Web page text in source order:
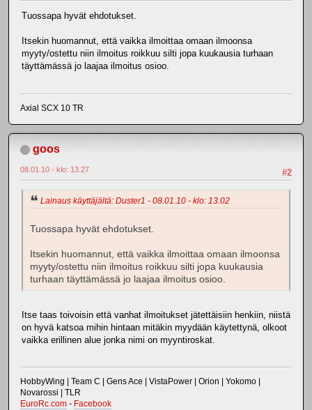
Tuossapa hyvät ehdotukset.
Itsekin huomannut, että vaikka ilmoittaa omaan ilmoonsa
myyty/ostettu niin ilmoitus roikkuu silti jopa kuukausia turhaan
täyttämässä jo laajaa ilmoitus osioo.
Axial SCX 10 TR
goos
#2
08.01.10 - klo: 13.27
Lainaus käyttäjältä: Duster1 - 08.01.10 - klo: 13.02
Tuossapa hyvät ehdotukset.
Itsekin huomannut, että vaikka ilmoittaa omaan ilmoonsa
myyty/ostettu niin ilmoitus roikkuu silti jopa kuukausia
turhaan täyttämässä jo laajaa ilmoitus osioo.
Itse taas toivoisin että vanhat ilmoitukset jätettäisiin henkiin, niistä
on hyvä katsoa mihin hintaan mitäkin myydään käytettynä, olkoot
vaikka erillinen alue jonka nimi on myyntiroskat.
HobbyWing | Team C | Gens Ace | VistaPower | Orion | Yokomo |
Novarossi | TLR
EuroRc.com - Facebook